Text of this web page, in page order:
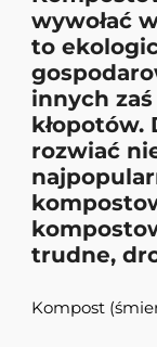
wywołać
to
innych
kłopotów.
rozwiać
trudne,
Kompost